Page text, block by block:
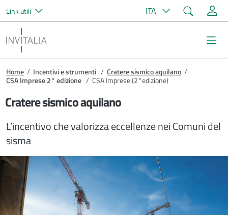
Salta al contenuto principale
Link utili ITA Cerca
Invitalia
Briciole di pane
Home / Incentivi e strumenti / Cratere sismico aquilano /
CSA Imprese 2° edizione / CSA Imprese (2°edizione)
Cratere sismico aquilano
L’incentivo che valorizza eccellenze nei Comuni del
sisma